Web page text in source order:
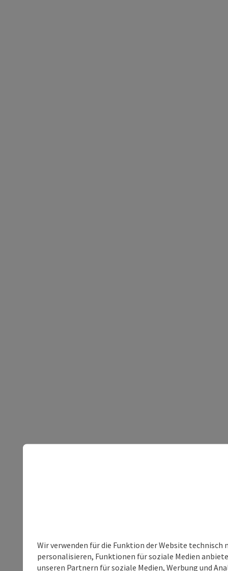
Wir verwenden für die Funktion der Website
personalisieren, Funktionen für soziale Medien
unseren Partnern für soziale Medien, Werbung und